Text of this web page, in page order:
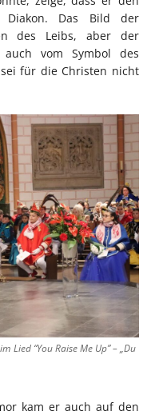
Das Bild der
des Leibs, aber der
vom Symbol des
für die Christen nicht
Lied “You Raise Me Up” – „Du
kam er auch auf den